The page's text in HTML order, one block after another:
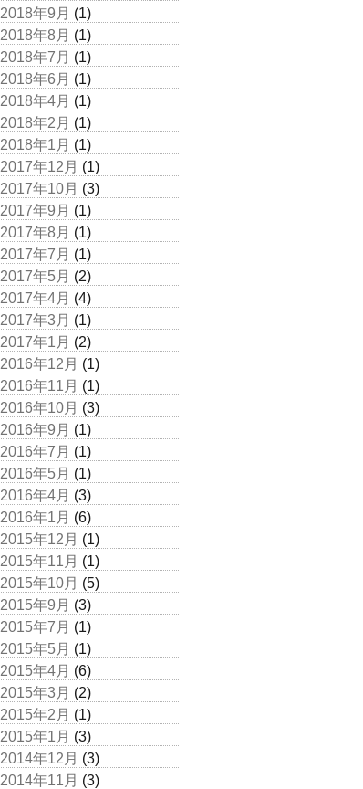
2018年9月 (1)
2018年8月 (1)
2018年7月 (1)
2018年6月 (1)
2018年4月 (1)
2018年2月 (1)
2018年1月 (1)
2017年12月 (1)
2017年10月 (3)
2017年9月 (1)
2017年8月 (1)
2017年7月 (1)
2017年5月 (2)
2017年4月 (4)
2017年3月 (1)
2017年1月 (2)
2016年12月 (1)
2016年11月 (1)
2016年10月 (3)
2016年9月 (1)
2016年7月 (1)
2016年5月 (1)
2016年4月 (3)
2016年1月 (6)
2015年12月 (1)
2015年11月 (1)
2015年10月 (5)
2015年9月 (3)
2015年7月 (1)
2015年5月 (1)
2015年4月 (6)
2015年3月 (2)
2015年2月 (1)
2015年1月 (3)
2014年12月 (3)
2014年11月 (3)